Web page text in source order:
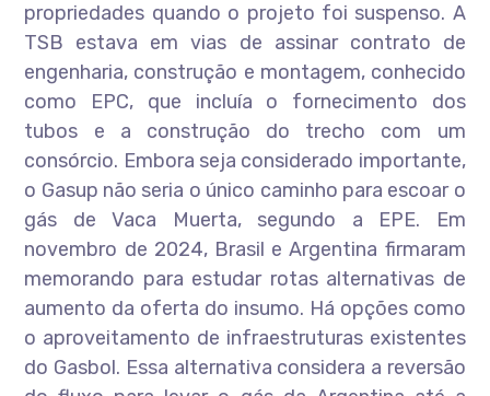
propriedades quando o projeto foi suspenso. A
TSB estava em vias de assinar contrato de
engenharia, construção e montagem, conhecido
como EPC, que incluía o fornecimento dos
tubos e a construção do trecho com um
consórcio. Embora seja considerado importante,
o Gasup não seria o único caminho para escoar o
gás de Vaca Muerta, segundo a EPE. Em
novembro de 2024, Brasil e Argentina firmaram
memorando para estudar rotas alternativas de
aumento da oferta do insumo. Há opções como
o aproveitamento de infraestruturas existentes
do Gasbol. Essa alternativa considera a reversão